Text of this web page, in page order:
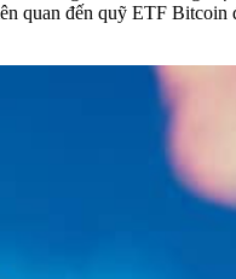
quan đến quỹ ETF